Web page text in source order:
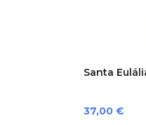
Santa
Preço
37,00 €